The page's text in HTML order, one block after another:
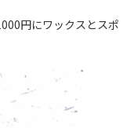
円にワックスとスポ